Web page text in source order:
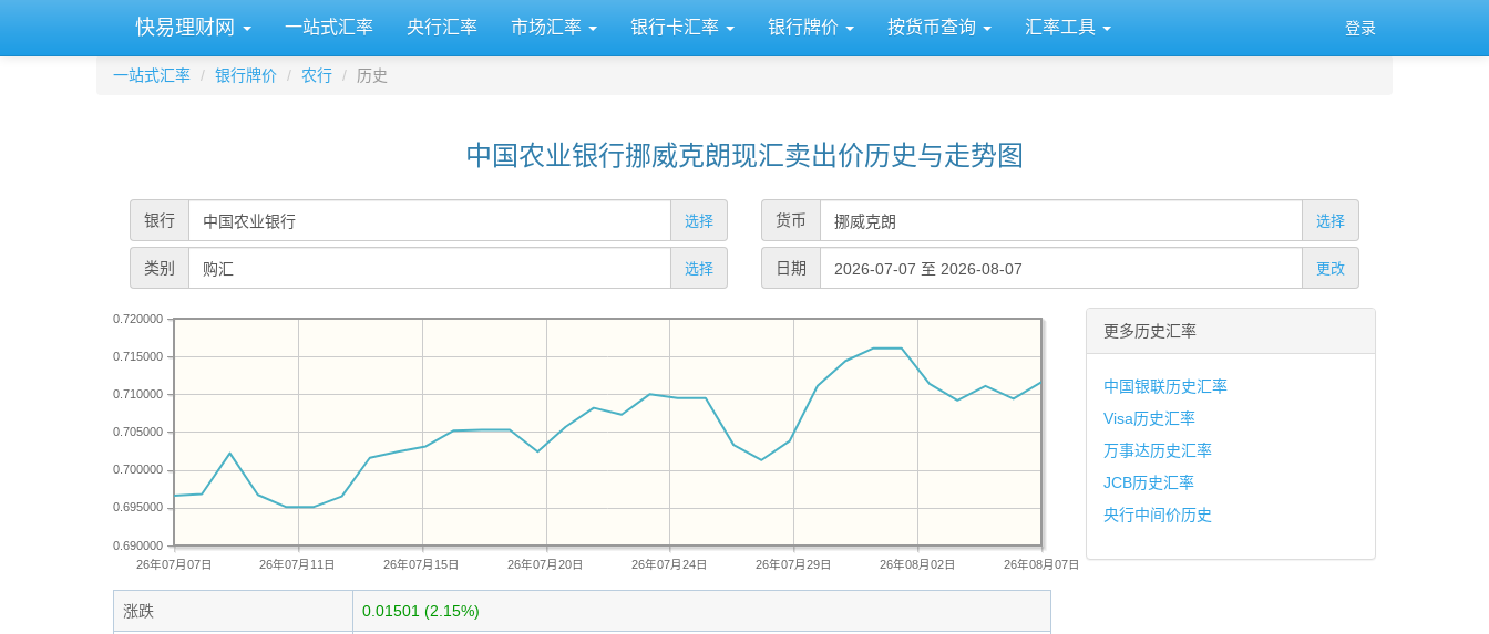
快易理财网 一站式汇率 央行汇率 市场汇率 银行卡汇率 银行牌价 按货币查询 汇率工具 登录
一站式汇率 银行牌价 农行 历史
中国农业银行挪威克朗现汇卖出价历史与走势图
银行 选择 货币 选择
类别 选择 日期 更改
26年07月07日 26年07月11日 26年07月15日 26年07月20日 26年07月24日 26年07月29日 26年08月02日 26年08月07日
0.690000
0.695000
0.700000
0.705000
0.710000
0.715000
0.720000
涨跌 0.01501 (2.15%)
更多历史汇率
中国银联历史汇率
Visa历史汇率
万事达历史汇率
JCB历史汇率
央行中间价历史